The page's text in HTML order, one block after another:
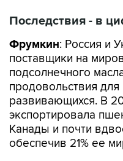
Последствия - в
Фрумкин: Россия и
поставщики на
подсолнечного
продовольствия для
развивающихся. В
экспортировала
Канады и почти
обеспечив 21% ее